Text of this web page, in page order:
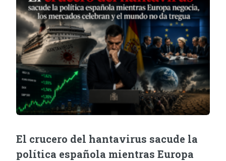
El crucero del hantavirus sacude la
política española mientras Europa